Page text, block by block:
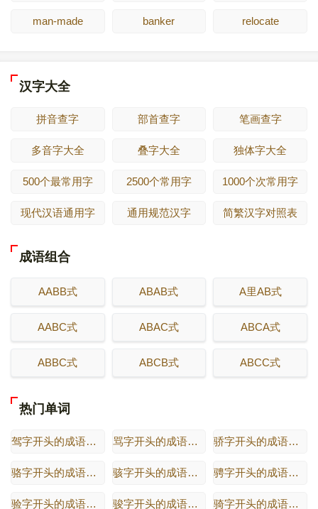
man-made banker relocate
汉字大全
拼音查字 部首查字 笔画查字
多音字大全 叠字大全 独体字大全
500个最常用字 2500个常用字 1000个次常用字
现代汉语通用字 通用规范汉字 简繁汉字对照表
成语组合
AABB式 ABAB式 A里AB式
AABC式 ABAC式 ABCA式
ABBC式 ABCB式 ABCC式
热门单词
驾字开头的成语接龙 骂字开头的成语接龙 骄字开头的成语接龙
骆字开头的成语接龙 骇字开头的成语接龙 骋字开头的成语接龙
验字开头的成语接龙 骏字开头的成语接龙 骑字开头的成语接龙